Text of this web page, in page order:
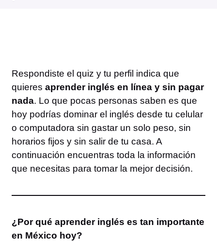
Respondiste el quiz y tu perfil indica que
quieres aprender inglés en línea y sin pagar
nada. Lo que pocas personas saben es que
hoy podrías dominar el inglés desde tu celular
o computadora sin gastar un solo peso, sin
horarios fijos y sin salir de tu casa. A
continuación encuentras toda la información
que necesitas para tomar la mejor decisión.
¿Por qué aprender inglés es tan importante
en México hoy?